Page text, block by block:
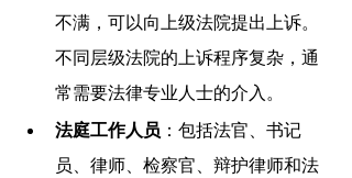
不满，可以向上级法院提出上诉。
不同层级法院的上诉程序复杂，通
常需要法律专业人士的介入。
法庭工作人员 ：包括法官、书记
员、律师、检察官、辩护律师和法